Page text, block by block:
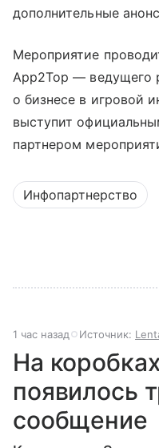
дополнительные
Мероприятие
App2Top — ведущего
о бизнесе в игровой
выступит
партнером
Инфопартнерство
1 час назад Источник:
На
появилось
сообщение